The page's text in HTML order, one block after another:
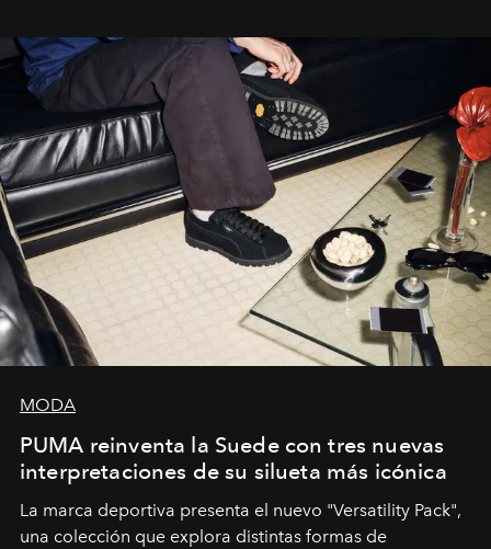
y la filosofía detrás de la propuesta.
MODA
PUMA reinventa la Suede con tres nuevas
interpretaciones de su silueta más icónica
La marca deportiva presenta el nuevo "Versatility Pack",
una colección que explora distintas formas de